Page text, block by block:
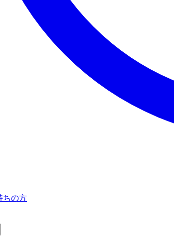
ちの方